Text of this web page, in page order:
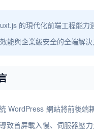
的現代化前端工程能
能與企業級安全的全端解決
WordPress 網站將前後端
致首屏載入慢、伺服器壓